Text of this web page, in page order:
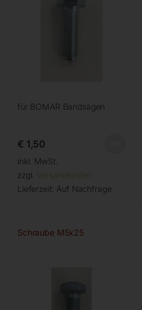
für BOMAR Bandsägen
€ 1,50
inkl. MwSt.
zzgl. Versandkosten
Lieferzeit: Auf Nachfrage
Schraube M5x25